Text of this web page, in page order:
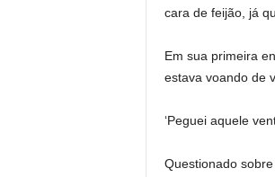
cara de feijão, já
Em sua primeira
estava voando de
‘Peguei aquele
Questionado